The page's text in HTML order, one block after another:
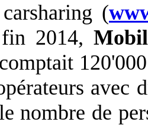
(
2014,
avec
nombre de